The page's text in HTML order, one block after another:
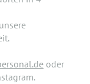
oder